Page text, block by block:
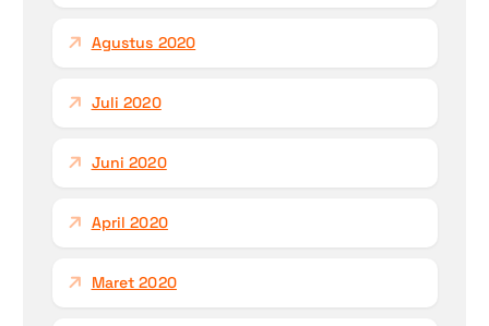
Agustus 2020
Juli 2020
Juni 2020
April 2020
Maret 2020